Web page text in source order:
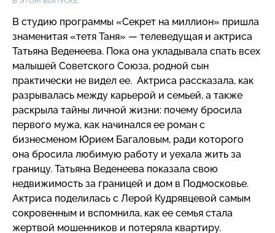
В студию программы «Секрет на миллион» пришла
знаменитая «тетя Таня» — телеведущая и актриса
Татьяна Веденеева. Пока она укладывала спать всех
малышей Советского Союза, родной сын
практически не видел ее. Актриса рассказала, как
разрывалась между карьерой и семьей, а также
раскрыла тайны личной жизни: почему бросила
первого мужа, как начинался ее роман с
бизнесменом Юрием Багаловым, ради которого
она бросила любимую работу и уехала жить за
границу. Татьяна Веденеева показала свою
недвижимость за границей и дом в Подмосковье.
Актриса поделилась с Лерой Кудрявцевой самым
сокровенным и вспомнила, как ее семья стала
жертвой мошенников и потеряла квартиру.